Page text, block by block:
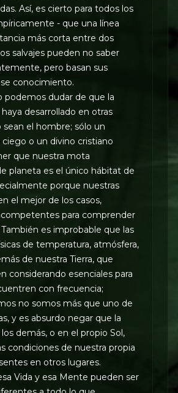
Así, es cierto para todos los
- que una línea
más corta entre dos
salvajes pueden no saber
pero basan sus
conocimiento.
podemos dudar de que la
desarrollado en otras
el hombre; sólo un
o un divino cristiano
que nuestra mota
planeta es el único hábitat de
porque nuestras
el mejor de los casos,
para comprender
es improbable que las
de temperatura, atmósfera,
de nuestra Tierra, que
considerando esenciales para
con frecuencia;
no somos más que uno de
y es absurdo negar que la
demás, o en el propio Sol,
condiciones de nuestra propia
en otros lugares.
Vida y esa Mente pueden ser